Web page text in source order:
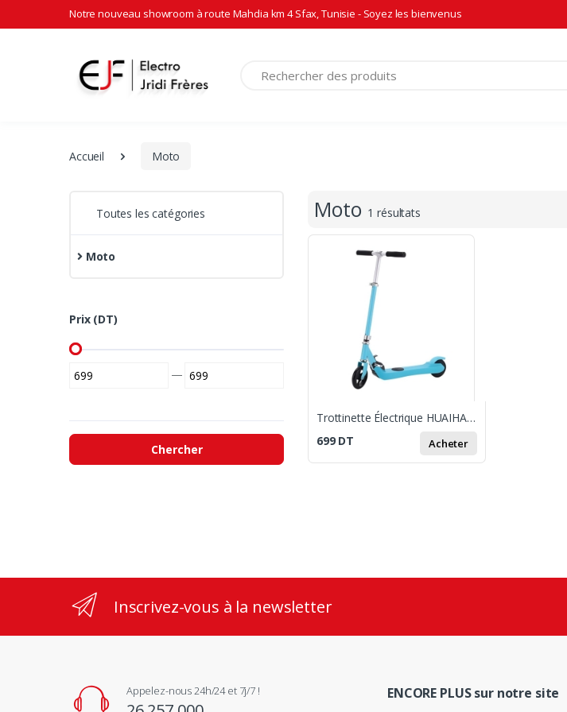
Notre nouveau showroom à route Mahdia km 4 Sfax, Tunisie - Soyez les bienvenus
Accueil Moto
Toutes les catégories
Moto
Prix (DT)
—
Chercher
Moto 1 résultats
Trottinette Électrique HUAIHAI 50K2
699 DT Acheter
Inscrivez-vous à la newsletter
Appelez-nous 24h/24 et 7j/7 ! ENCORE PLUS sur notre site